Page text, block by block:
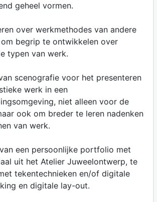
geheel vormen.
over werkmethodes van andere
begrip te ontwikkelen over
typen van werk.
scenografie voor het presenteren
werk in een
niet alleen voor de
ook om breder te leren nadenken
van werk.
een persoonlijke portfolio met
uit het Atelier Juweelontwerp, te
tekentechnieken en/of digitale
en digitale lay-out.